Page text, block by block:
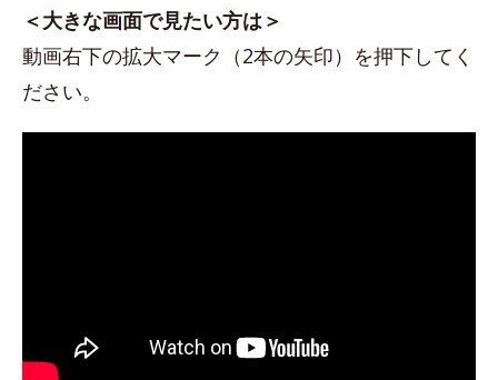
＜大きな画面で見たい方は＞
動画右下の拡大マーク（2本の矢印）を押下してく
ださい。